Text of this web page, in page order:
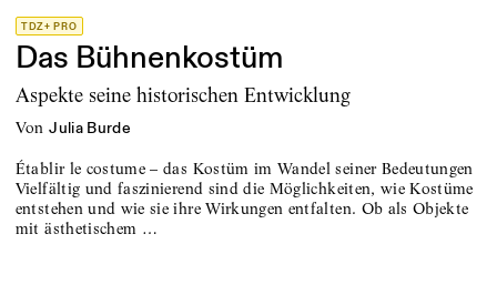
TDZ+ PRO
Das Bühnenkostüm
Aspekte seine historischen Entwicklung
von Julia Burde
Établir le costume – das Kostüm im Wandel seiner Bedeutungen
Vielfältig und faszinierend sind die Möglichkeiten, wie Kostüme
entstehen und wie sie ihre Wirkungen entfalten. Ob als Objekte
mit ästhetischem …